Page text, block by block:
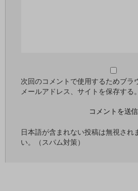
次回のコメントで使用するためブラ
メールアドレス、サイトを保存する。
日本語が含まれない投稿は無視され
い。（スパム対策）